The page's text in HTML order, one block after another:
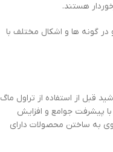
هستند.
گونه ها و اشکال مختلف با
قبل از استفاده از تراول ماگ
پیشرفت جوامع و افزایش
به ساختن محصولات دارای